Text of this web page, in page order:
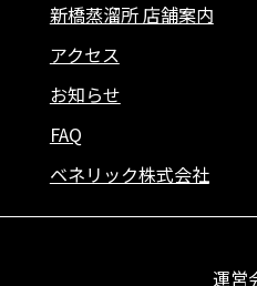
新橋蒸溜所 店舗案内
アクセス
お知らせ
FAQ
ベネリック株式会社
運営